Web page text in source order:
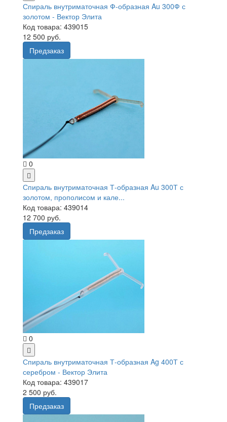
Спираль внутриматочная Ф-образная Au 300Ф с
золотом - Вектор Элита
Код товара: 439015
12 500 руб.
Предзаказ
0
Спираль внутриматочная Т-образная Au 300Т с
золотом, прополисом и кале...
Код товара: 439014
12 700 руб.
Предзаказ
0
Спираль внутриматочная Т-образная Ag 400Т с
серебром - Вектор Элита
Код товара: 439017
2 500 руб.
Предзаказ